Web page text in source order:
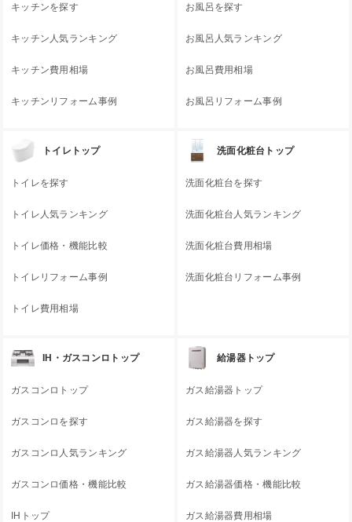
キッチンを探す
キッチン人気ランキング
キッチン費用相場
キッチンリフォーム事例
お風呂を探す
お風呂人気ランキング
お風呂費用相場
お風呂リフォーム事例
トイレトップ
トイレを探す
トイレ人気ランキング
トイレ価格・機能比較
トイレリフォーム事例
トイレ費用相場
洗面化粧台トップ
洗面化粧台を探す
洗面化粧台人気ランキング
洗面化粧台費用相場
洗面化粧台リフォーム事例
IH・ガスコンロトップ
ガスコンロトップ
ガスコンロを探す
ガスコンロ人気ランキング
ガスコンロ価格・機能比較
IHトップ
給湯器トップ
ガス給湯器トップ
ガス給湯器を探す
ガス給湯器人気ランキング
ガス給湯器価格・機能比較
ガス給湯器費用相場